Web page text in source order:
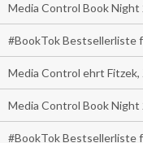
Media Control Book Night
#BookTok Bestsellerliste
Media Control ehrt
Media Control Book Night
#BookTok Bestsellerliste